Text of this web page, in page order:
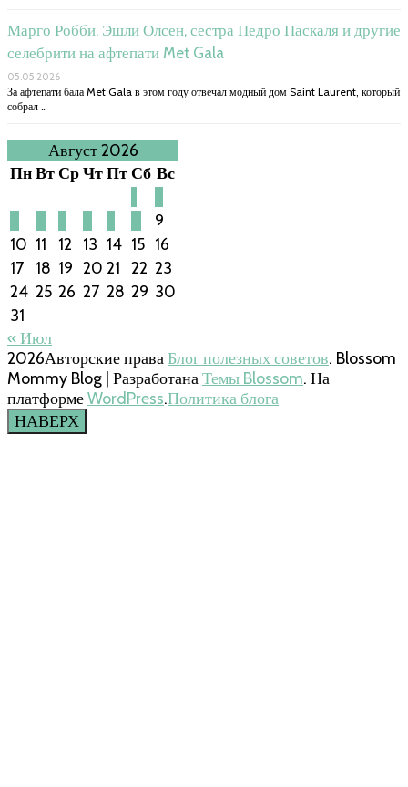
Марго Робби, Эшли Олсен, сестра Педро Паскаля и другие
селебрити на афтепати Met Gala
05.05.2026
За афтепати бала Met Gala в этом году отвечал модный дом Saint Laurent, который
собрал …
Август 2026
ПнВтСрЧтПтСб Вс
9
10 11 12 13 14 15 16
17
18 19 20 21 22 23
24 25 26 27 28 29 30
31
« Июл
2026Авторские праваБлог полезных советов. Blossom
Mommy Blog | РазработанаТемы Blossom. На
платформеWordPress.Политика блога
НАВЕРХ